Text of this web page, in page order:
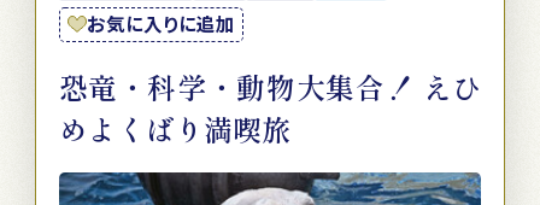
お気に入りに追加
恐竜・科学・動物大集合！ えひ
めよくばり満喫旅